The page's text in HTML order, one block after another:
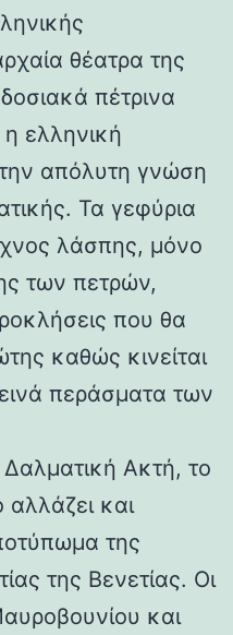
θέατρα της
πέτρινα
ελληνική
απόλυτη γνώση
Τα γεφύρια
λάσπης, μόνο
των πετρών,
που θα
καθώς κινείται
περάσματα των
Ακτή, το
αλλάζει και
της
της Βενετίας. Οι
και